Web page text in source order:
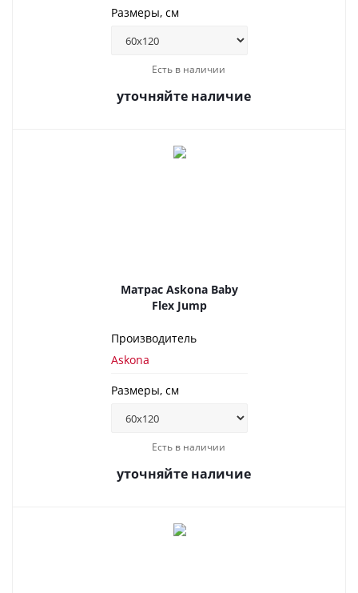
Размеры, см
Есть в наличии
уточняйте наличие
Матрас Askona Baby
Flex Jump
Производитель
Askona
Размеры, см
Есть в наличии
уточняйте наличие